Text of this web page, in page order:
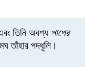
তিনি অবশ্য পাপের
তাঁহার পদধূলি।